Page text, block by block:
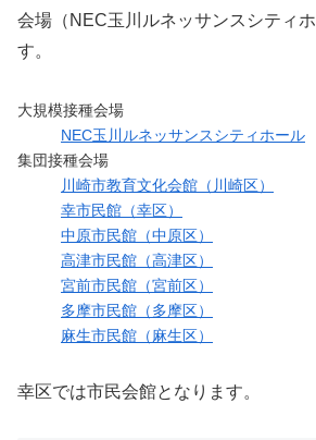
会場（NEC玉川ルネッサンスシティ
す。
大規模接種会場
NEC玉川ルネッサンスシティホール
集団接種会場
川崎市教育文化会館（川崎区）
幸市民館（幸区）
中原市民館（中原区）
高津市民館（高津区）
宮前市民館（宮前区）
多摩市民館（多摩区）
麻生市民館（麻生区）
幸区では市民会館となります。